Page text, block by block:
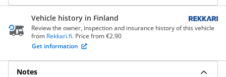
Vehicle history in Finland
Review the owner, inspection and insurance history of this vehicle
from Rekkari.fi. Price from €2.90
Get information
Notes